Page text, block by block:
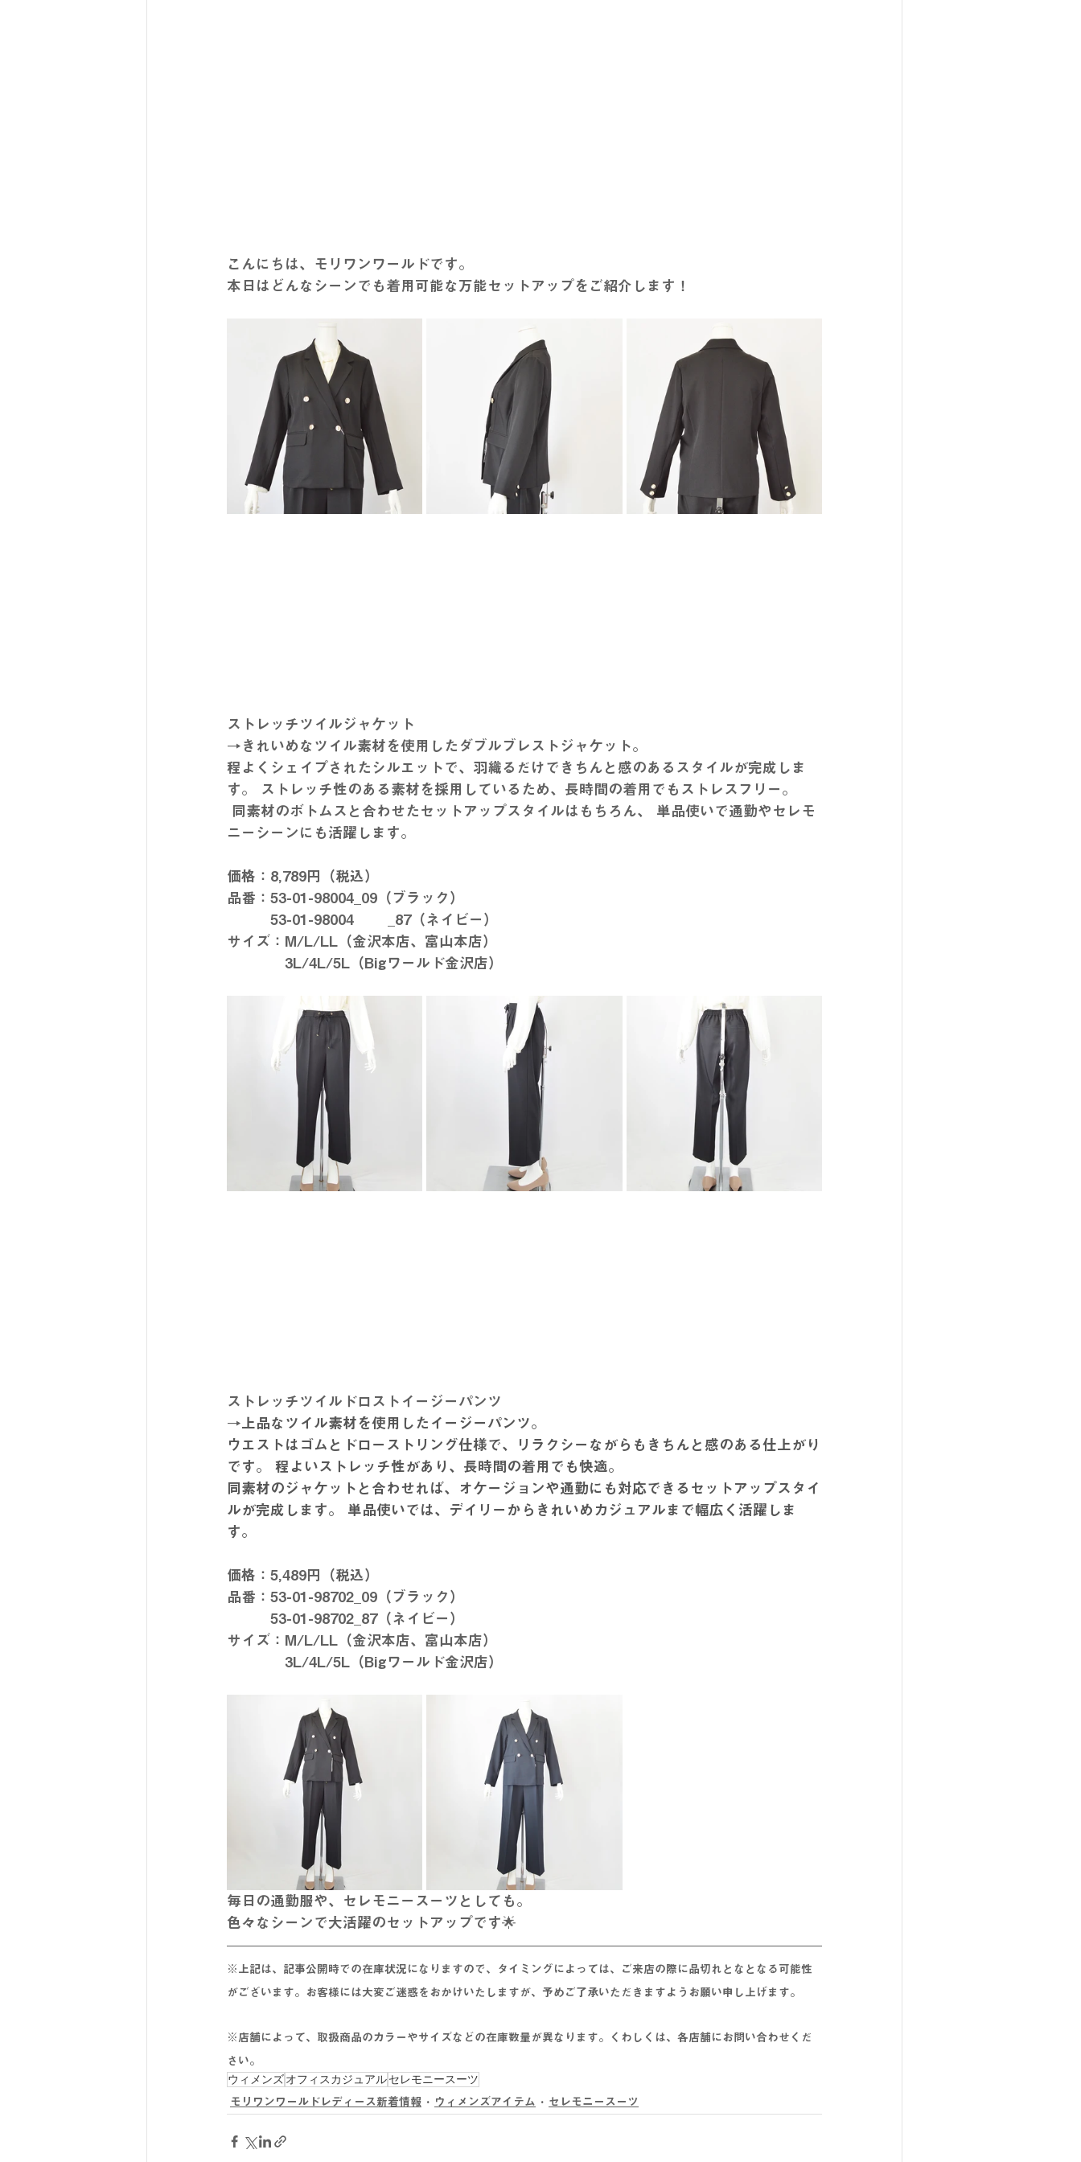
こんにちは、モリワンワールドです。
本日はどんなシーンでも着用可能な万能セットアップをご紹介します！
ストレッチツイルジャケット
→きれいめなツイル素材を使用したダブルブレストジャケット。
程よくシェイプされたシルエットで、羽織るだけできちんと感のあるスタイルが完成しま
す。 ストレッチ性のある素材を採用しているため、長時間の着用でもストレスフリー。
ニーシーンにも活躍します。
価格：8,789円（税込）
品番：53-01-98004_09（ブラック）
53-01-98004	_87（ネイビー）
サイズ：M/L/LL（金沢本店、富山本店）
3L/4L/5L（Bigワールド金沢店）
ストレッチツイルドロストイージーパンツ
→ 上品なツイル素材を使用したイージーパンツ。
ウエストはゴムとドローストリング仕様で、リラクシーながらもきちんと感のある仕上がり
です。 程よいストレッチ性があり、長時間の着用でも快適。
同素材のジャケットと合わせれば、オケージョンや通勤にも対応できるセットアップスタイ
ルが完成します。 単品使いでは、デイリーからきれいめカジュアルまで幅広く活躍しま
す。
価格：5,489円（税込）
品番：53-01-98702_09（ブラック）
53-01-98702_87（ネイビー）
サイズ：M/L/LL（金沢本店、富山本店）
3L/4L/5L（Bigワールド金沢店）
毎日の通勤服や、セレモニースーツとしても。
色々なシーンで大活躍のセットアップです🌟
※上記は、記事公開時での在庫状況になりますので、タイミングによっては、ご来店の際に品切れとな となる 可能性
がございます。お客様には大変ご迷惑をおかけいたしますが、予めご了承いただきますようお願い申し上げます。
※店舗によって、取扱商品のカラーやサイズなどの在庫数量が異なります。くわしくは、各店舗にお問い合わせくだ
さい。
ウィメンズオフィスカジュアルセレモニースーツ
モリワンワールドレディース新着情報 ウィメンズアイテム セレモニースーツ